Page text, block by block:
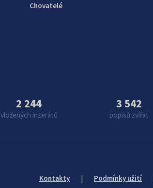
Chovatelé
2 244
vložených inzerátů
3 542
popisů zvířat
Kontakty | Podmínky užití